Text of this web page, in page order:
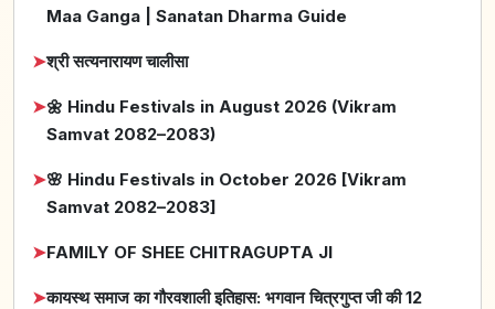
Maa Ganga | Sanatan Dharma Guide
➤श्री सत्यनारायण चालीसा
➤🌼 Hindu Festivals in August 2026 (Vikram
Samvat 2082–2083)
➤🌸 Hindu Festivals in October 2026 [Vikram
Samvat 2082–2083]
➤FAMILY OF SHEE CHITRAGUPTA JI
➤कायस्थ समाज का गौरवशाली इतिहास: भगवान चित्रगुप्त जी की 12